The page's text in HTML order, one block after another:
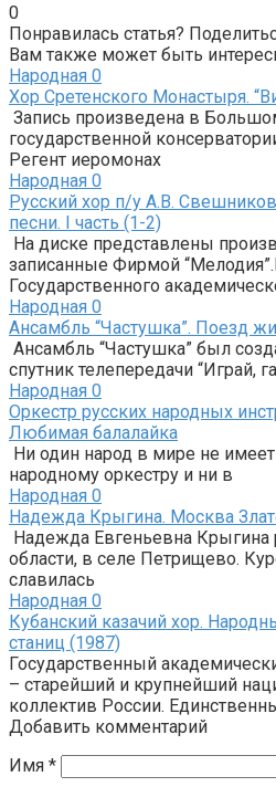
0
Понравилась статья?
Вам также может быть
Народная 0
Хор Сретенского Монастыря.
Запись произведена в
государственной
Регент иеромонах
Народная 0
Русский хор п/у А.В.
песни. I часть (1-2)
На диске представлены
записанные Фирмой
Государственного
Народная 0
Ансамбль “Частушка”. Поезд
Ансамбль “Частушка” был
спутник телепередачи “Играй,
Народная 0
Оркестр русских народных
Любимая балалайка
Ни один народ в мире не
народному оркестру и ни в
Народная 0
Надежда Крыгина. Москва
Надежда Евгеньевна Крыгина
области, в селе Петрищево.
славилась
Народная 0
Кубанский казачий хор.
станиц (1987)
Государственный
– старейший и крупнейший
коллектив России.
Добавить комментарий
Имя *